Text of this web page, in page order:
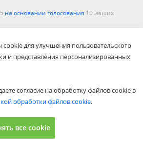
5 на основании голосования 10 наших
Барановичах, Молодечно,
При заказе в интернет-магазине
по всей Беларуси.
2002—2022
для улучшения пользовательского
и представления персонализированных
согласие на обработку файлов cookie в
обработки файлов cookie.
все cookie